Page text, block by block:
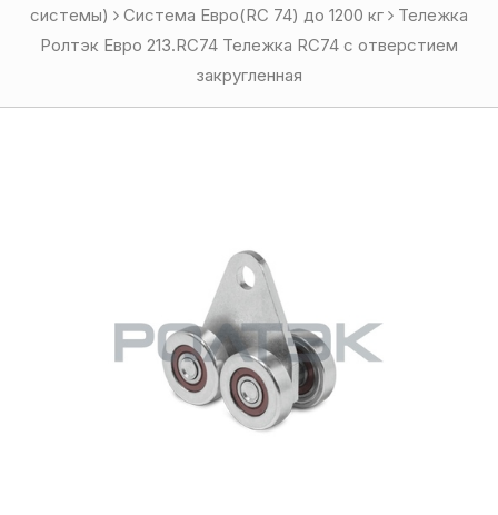
системы)
Система Евро(RC 74) до 1200 кг
Тележка
Ролтэк Евро 213.RC74 Тележка RC74 с отверстием
закругленная